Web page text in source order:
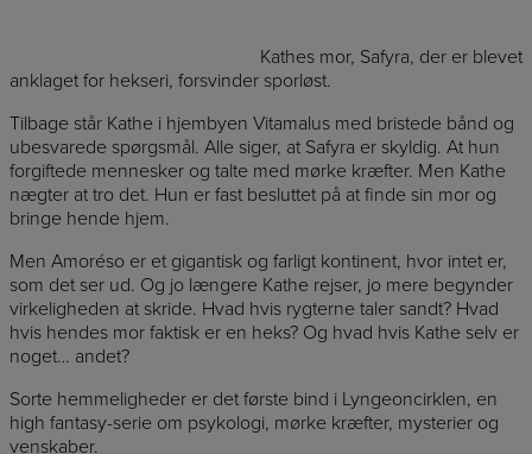
Kathes mor, Safyra, der er blevet
anklaget for hekseri, forsvinder sporløst.
Tilbage står Kathe i hjembyen Vitamalus med bristede bånd og
ubesvarede spørgsmål. Alle siger, at Safyra er skyldig. At hun
forgiftede mennesker og talte med mørke kræfter. Men Kathe
nægter at tro det. Hun er fast besluttet på at finde sin mor og
bringe hende hjem.
Men Amoréso er et gigantisk og farligt kontinent, hvor intet er,
som det ser ud. Og jo længere Kathe rejser, jo mere begynder
virkeligheden at skride. Hvad hvis rygterne taler sandt? Hvad
hvis hendes mor faktisk er en heks? Og hvad hvis Kathe selv er
noget… andet?
Sorte hemmeligheder er det første bind i Lyngeoncirklen, en
high fantasy-serie om psykologi, mørke kræfter, mysterier og
venskaber.